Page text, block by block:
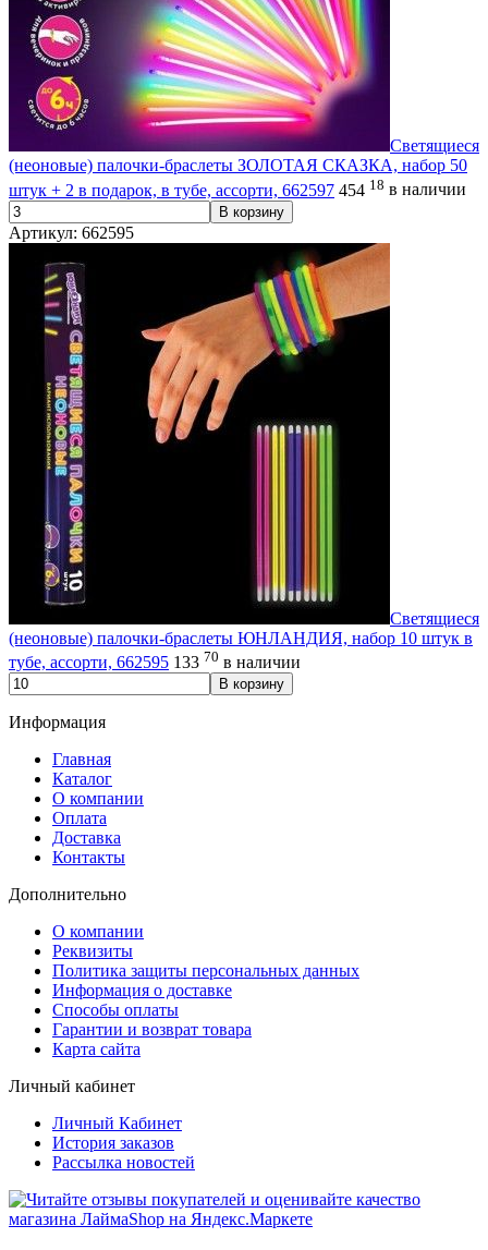
Светящиеся
(неоновые) палочки-браслеты ЗОЛОТАЯ СКАЗКА, набор 50
штук + 2 в подарок, в тубе, ассорти, 662597 454 18 в наличии
В корзину
Артикул: 662595
Светящиеся
(неоновые) палочки-браслеты ЮНЛАНДИЯ, набор 10 штук в
тубе, ассорти, 662595 133 70 в наличии
В корзину
Информация
Главная
Каталог
О компании
Оплата
Доставка
Контакты
Дополнительно
О компании
Реквизиты
Политика защиты персональных данных
Информация о доставке
Способы оплаты
Гарантии и возврат товара
Карта сайта
Личный кабинет
Личный Кабинет
История заказов
Рассылка новостей